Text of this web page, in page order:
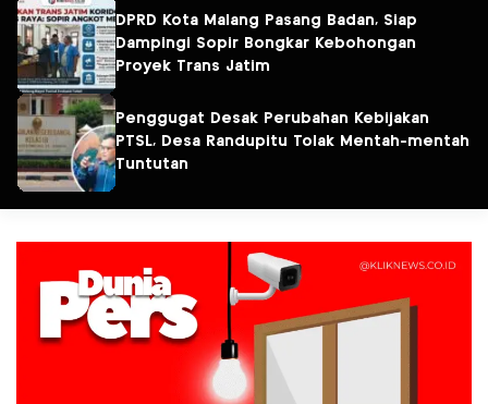
DPRD Kota Malang Pasang Badan, Siap
Dampingi Sopir Bongkar Kebohongan
Proyek Trans Jatim
Penggugat Desak Perubahan Kebijakan
PTSL, Desa Randupitu Tolak Mentah-mentah
Tuntutan